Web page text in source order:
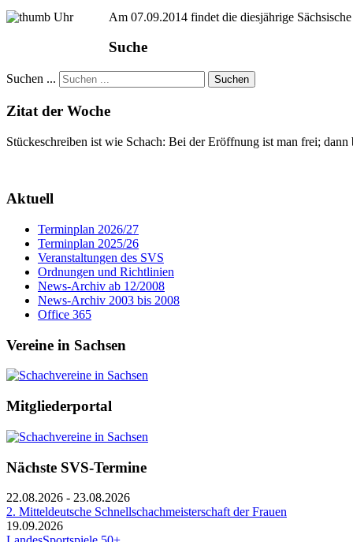
Am 07.09.2014 findet die diesjährige
Suche
Suchen ... Suchen
Zitat der Woche
Stückeschreiben ist wie Schach: Bei der Eröffnung ist man frei;
Aktuell
Terminplan 2026/27
Terminplan 2025/26
Veranstaltungen des SVS
Ordnungen und Richtlinien
News-Archiv ab 12/2008
News-Archiv 2003 bis 2008
Office 365
Vereine in Sachsen
Mitgliederportal
Nächste SVS-Termine
22.08.2026 - 23.08.2026
2. Mitteldeutsche Schnellschachmeisterschaft der Frauen
19.09.2026